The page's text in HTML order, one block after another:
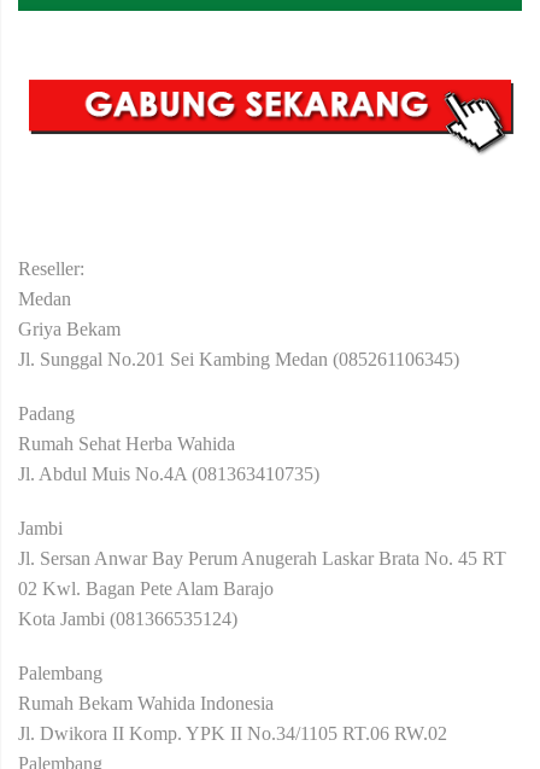
Reseller:
Medan
Griya Bekam
Jl. Sunggal No.201 Sei Kambing Medan (085261106345)
Padang
Rumah Sehat Herba Wahida
Jl. Abdul Muis No.4A (081363410735)
Jambi
Jl. Sersan Anwar Bay Perum Anugerah Laskar Brata No. 45 RT
02 Kwl. Bagan Pete Alam Barajo
Kota Jambi (081366535124)
Palembang
Rumah Bekam Wahida Indonesia
Jl. Dwikora II Komp. YPK II No.34/1105 RT.06 RW.02
Palembang